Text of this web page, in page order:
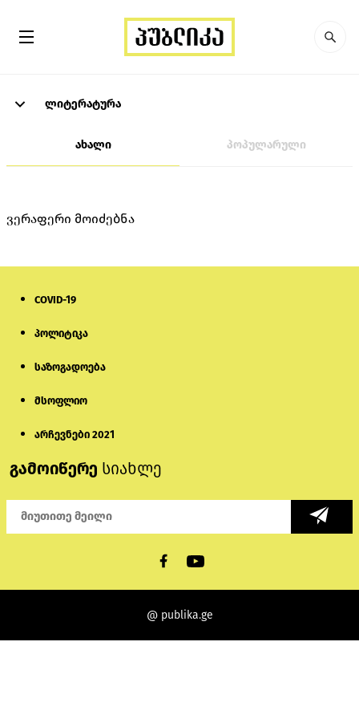
ლიტერატურა
ახალი პოპულარული
ვერაფერი მოიძებნა
COVID-19
პოლიტიკა
საზოგადოება
მსოფლიო
არჩევნები 2021
გამოიწერე სიახლე
@ publika.ge